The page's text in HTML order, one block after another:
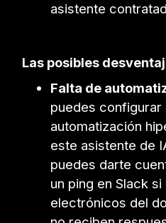
asistente
Las posibles
Falta de
puedes
automatización
este asistente de
puedes darte
un ping en Slack
electrónicos del